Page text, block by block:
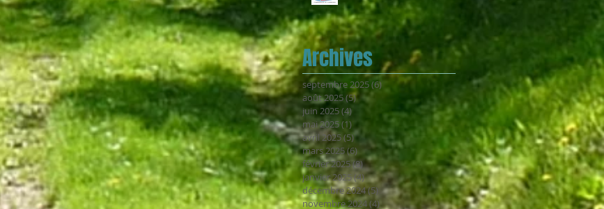
Archives
septembre 2025(6) 6 posts
août 2025(5)5 posts
juin 2025(4)
mai 2025(1) 1 post
avril 2025(5)5 posts
mars 2025(6) 6 posts
février 2025(8)8 posts
janvier 2025(4)4 posts
décembre 2024(5) 5 posts
novembre 2024(4)4 posts